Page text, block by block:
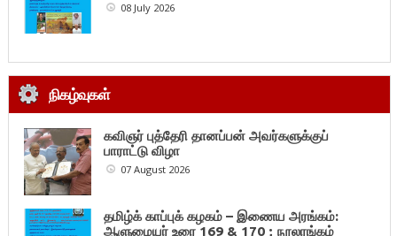
08 July 2026
நிகழ்வுகள்
கவிஞர் புத்தேரி தானப்பன் அவர்களுக்குப்
பாராட்டு விழா
07 August 2026
தமிழ்க் காப்புக் கழகம் – இணைய அரங்கம்:
ஆளுமையர் உரை 169 & 170 ; நூலரங்கம்